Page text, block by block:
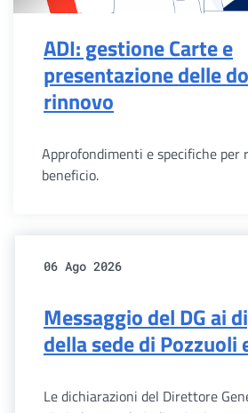
ADI: gestione Carte e
presentazione delle
rinnovo
Approfondimenti e specifiche per
beneficio.
06 Ago 2026
Messaggio del DG ai
della sede di
Le dichiarazioni del Direttore